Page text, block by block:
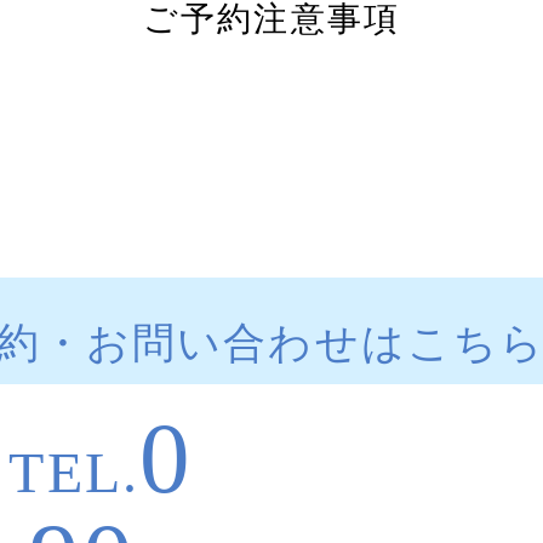
ご予約注意事項
・お問い合わせはこち
TEL.0